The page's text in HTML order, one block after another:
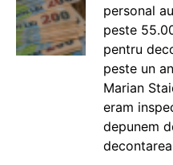
personal
peste
pentru
peste un
Marian
eram
depunem